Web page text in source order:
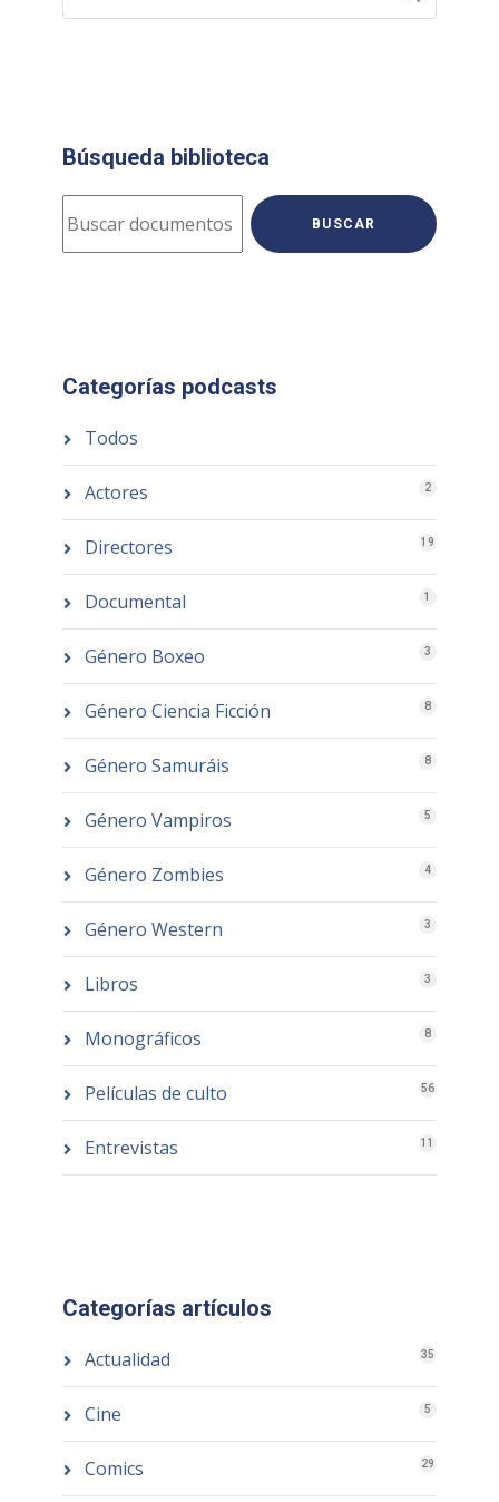
Búsqueda biblioteca
BUSCAR
Categorías podcasts
Todos
Actores 2
Directores 19
Documental 1
Género Boxeo 3
Género Ciencia Ficción 8
Género Samuráis 8
Género Vampiros 5
Género Zombies 4
Género Western 3
Libros 3
Monográficos 8
Películas de culto 56
Entrevistas 11
Categorías artículos
Actualidad 35
Cine 5
Comics 29